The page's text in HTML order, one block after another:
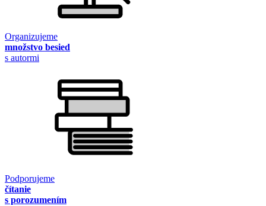
Organizujeme
množstvo besied
s autormi
Podporujeme
čítanie
s porozumením